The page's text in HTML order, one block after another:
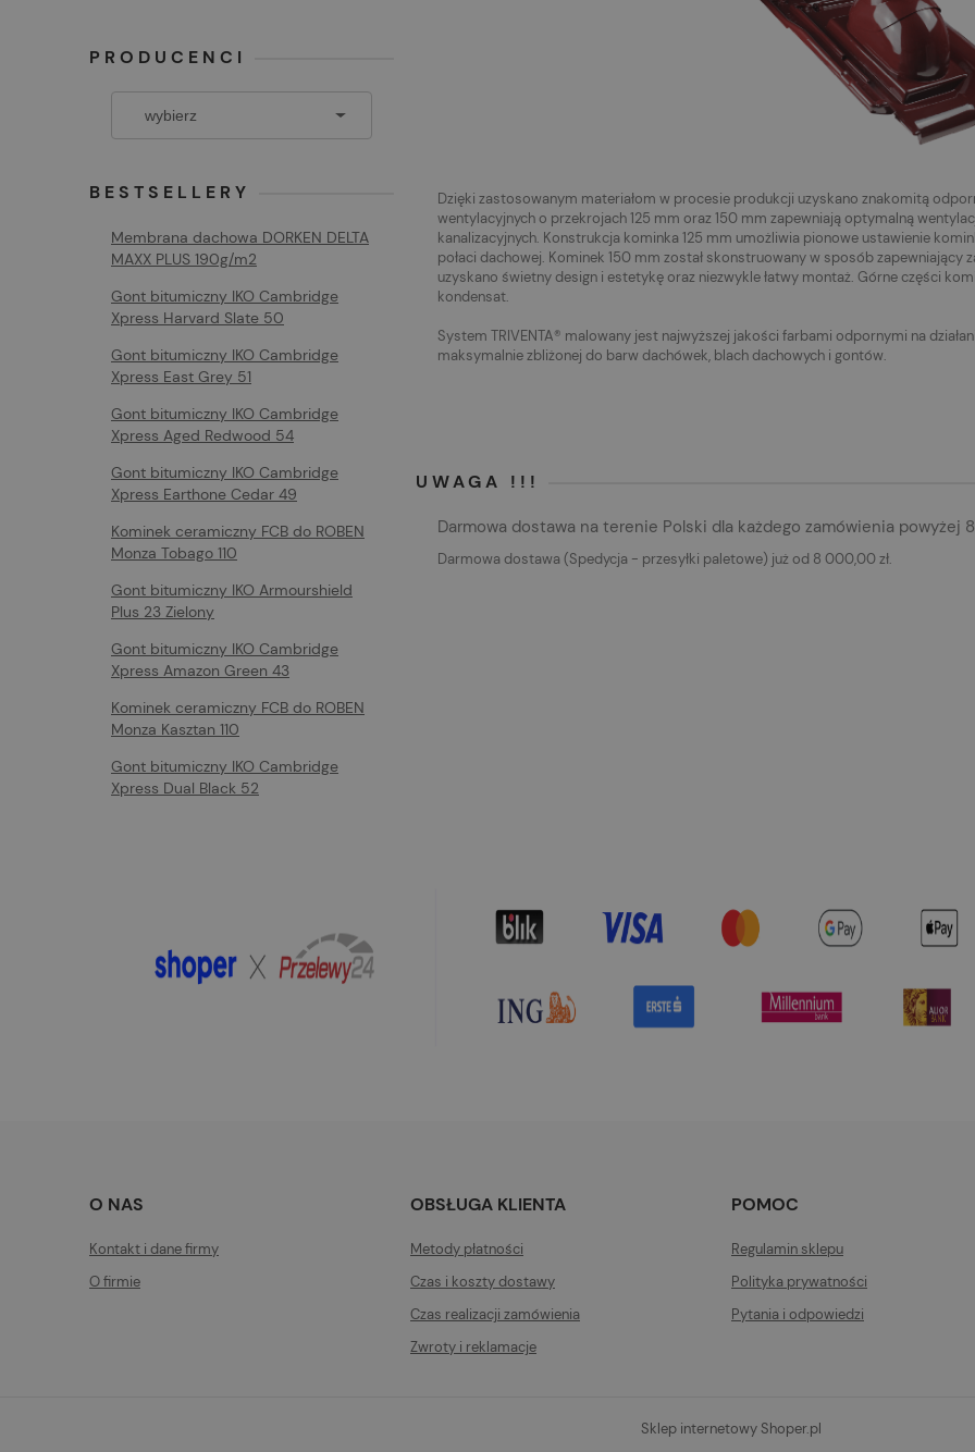
PRODUCENCI
BESTSELLERY
Membrana dachowa DORKEN DELTA
MAXX PLUS 190g/m2
Gont bitumiczny IKO Cambridge
Xpress Harvard Slate 50
Gont bitumiczny IKO Cambridge
Xpress East Grey 51
Gont bitumiczny IKO Cambridge
Xpress Aged Redwood 54
Gont bitumiczny IKO Cambridge
Xpress Earthone Cedar 49
Kominek ceramiczny FCB do ROBEN
Monza Tobago 110
Gont bitumiczny IKO Armourshield
Plus 23 Zielony
Gont bitumiczny IKO Cambridge
Xpress Amazon Green 43
Kominek ceramiczny FCB do ROBEN
Monza Kasztan 110
Gont bitumiczny IKO Cambridge
Xpress Dual Black 52
Dzięki zastosowanym materiałom w procesie produkcji uzyskano znakomitą
wentylacyjnych o przekrojach 125 mm oraz 150 mm zapewniają optymalną
kanalizacyjnych. Konstrukcja kominka 125 mm umożliwia pionowe ustawienie
połaci dachowej. Kominek 150 mm został skonstruowany w sposób zapewniający
uzyskano świetny design i estetykę oraz niezwykle łatwy montaż. Górne części
kondensat.
System TRIVENTA® malowany jest najwyższej jakości farbami odpornymi na
maksymalnie zbliżonej do barw dachówek, blach dachowych i gontów.
UWAGA !!!
Darmowa dostawa na terenie Polski dla każdego zamówienia powyżej
Darmowa dostawa (Spedycja - przesyłki paletowe) już od 8 000,00 zł.
O NAS
Kontakt i dane firmy
O firmie
OBSŁUGA KLIENTA
Metody płatności
Czas i koszty dostawy
Czas realizacji zamówienia
Zwroty i reklamacje
POMOC
Regulamin sklepu
Polityka prywatności
Pytania i odpowiedzi
Sklep internetowy Shoper.pl